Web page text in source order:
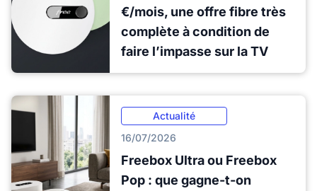
€/mois, une offre fibre très
complète à condition de
faire l’impasse sur la TV
Actualité
16/07/2026
Freebox Ultra ou Freebox
Pop : que gagne-t-on